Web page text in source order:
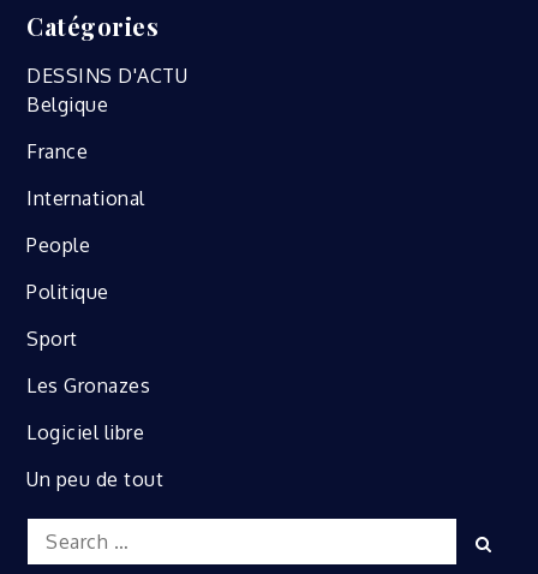
Catégories
DESSINS D'ACTU
Belgique
France
International
People
Politique
Sport
Les Gronazes
Logiciel libre
Un peu de tout
Search
for: